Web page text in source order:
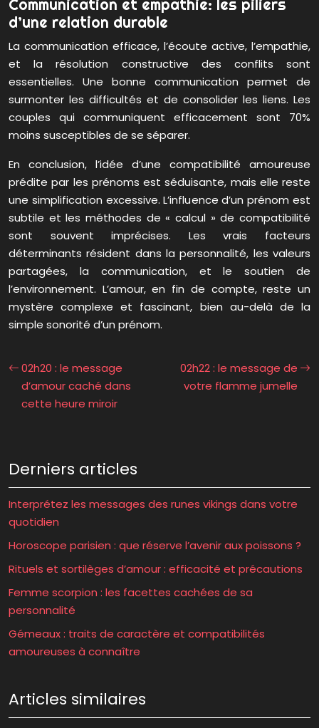
Communication et empathie: les piliers
d’une relation durable
La communication efficace, l’écoute active, l’empathie,
et la résolution constructive des conflits sont
essentielles. Une bonne communication permet de
surmonter les difficultés et de consolider les liens. Les
couples qui communiquent efficacement sont 70%
moins susceptibles de se séparer.
En conclusion, l’idée d’une compatibilité amoureuse
prédite par les prénoms est séduisante, mais elle reste
une simplification excessive. L’influence d’un prénom est
subtile et les méthodes de « calcul » de compatibilité
sont souvent imprécises. Les vrais facteurs
déterminants résident dans la personnalité, les valeurs
partagées, la communication, et le soutien de
l’environnement. L’amour, en fin de compte, reste un
mystère complexe et fascinant, bien au-delà de la
simple sonorité d’un prénom.
02h20 : le message
d’amour caché dans
cette heure miroir
02h22 : le message de
votre flamme jumelle
Derniers articles
Interprétez les messages des runes vikings dans votre
quotidien
Horoscope parisien : que réserve l’avenir aux poissons ?
Rituels et sortilèges d’amour : efficacité et précautions
Femme scorpion : les facettes cachées de sa
personnalité
Gémeaux : traits de caractère et compatibilités
amoureuses à connaître
Articles similaires